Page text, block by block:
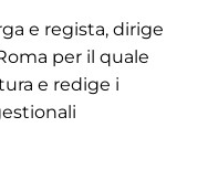
e regista, dirige
per il quale
e redige i